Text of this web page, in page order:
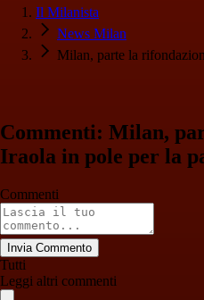
Il Milanista
News Milan
Milan, parte la
Commenti: Milan,
Iraola in pole per la
Commenti
Invia Commento
Tutti
Leggi altri commenti